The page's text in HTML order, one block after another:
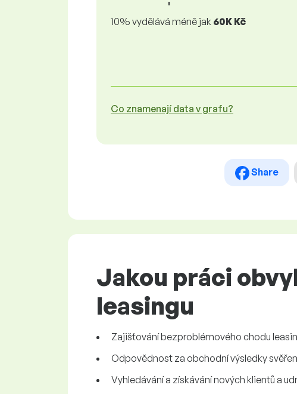
10% vydělává méně jak 60K Kč
Co znamenají data v grafu?
Share
Jakou práci
leasingu
Zajišťování bezproblémového chodu
Odpovědnost za obchodní výsledky
Vyhledávání a získávání nových klientů a